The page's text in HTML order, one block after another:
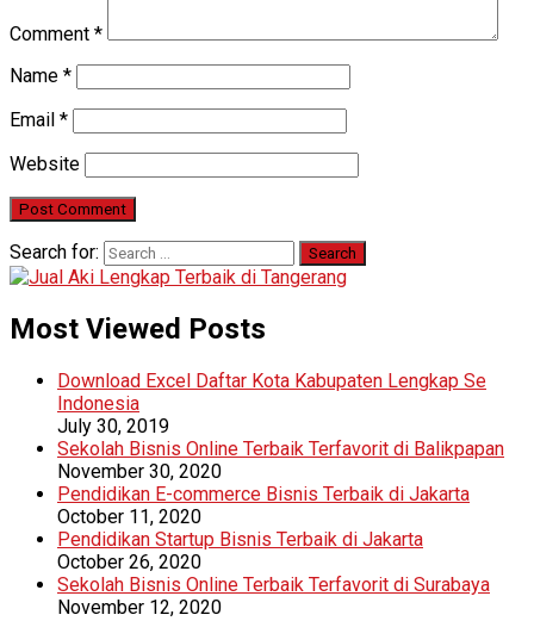
Comment *
Name *
Email *
Website
Search for:
Most Viewed Posts
Download Excel Daftar Kota Kabupaten Lengkap Se
Indonesia
July 30, 2019
Sekolah Bisnis Online Terbaik Terfavorit di Balikpapan
November 30, 2020
Pendidikan E-commerce Bisnis Terbaik di Jakarta
October 11, 2020
Pendidikan Startup Bisnis Terbaik di Jakarta
October 26, 2020
Sekolah Bisnis Online Terbaik Terfavorit di Surabaya
November 12, 2020